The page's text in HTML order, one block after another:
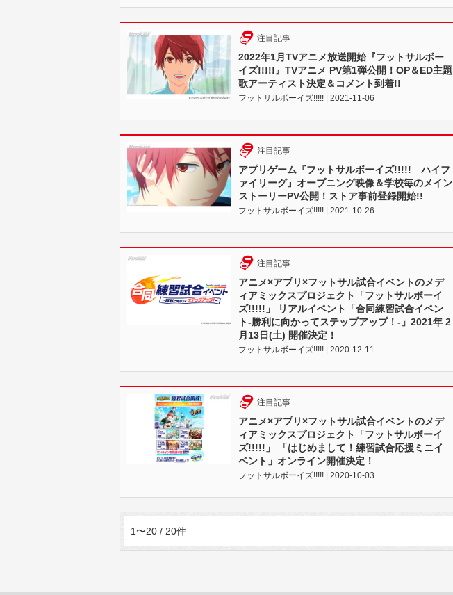
注目記事
2022年1月TVアニメ放送開始『フットサルボー
イズ!!!!!』TVアニメ PV第1弾公開！OP＆ED主題
歌アーティスト決定＆コメント到着!!
フットサルボーイズ!!!!! | 2021-11-06
注目記事
アプリゲーム『フットサルボーイズ!!!!! ハイフ
ァイリーグ』オープニング映像＆学校毎のメイン
ストーリーPV公開！ストア事前登録開始!!
フットサルボーイズ!!!!! | 2021-10-26
注目記事
アニメ×アプリ×フットサル試合イベントのメデ
ィアミックスプロジェクト「フットサルボーイ
ズ!!!!!」 リアルイベント「合同練習試合イベン
ト-勝利に向かってステップアップ！-」2021年 2
月13日(土) 開催決定！
フットサルボーイズ!!!!! | 2020-12-11
注目記事
アニメ×アプリ×フットサル試合イベントのメデ
ィアミックスプロジェクト「フットサルボーイ
ズ!!!!!」 「はじめまして！練習試合応援ミニイ
ベント」オンライン開催決定！
フットサルボーイズ!!!!! | 2020-10-03
1〜20 / 20件